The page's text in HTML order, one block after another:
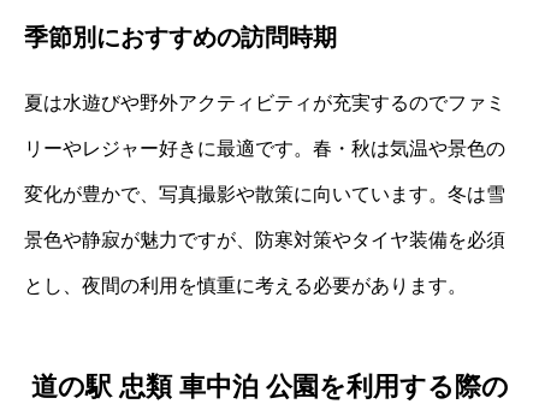
季節別におすすめの訪問時期
夏は水遊びや野外アクティビティが充実するのでファミ
リーやレジャー好きに最適です。春・秋は気温や景色の
変化が豊かで、写真撮影や散策に向いています。冬は雪
景色や静寂が魅力ですが、防寒対策やタイヤ装備を必須
とし、夜間の利用を慎重に考える必要があります。
道の駅 忠類 車中泊 公園を利用する際の